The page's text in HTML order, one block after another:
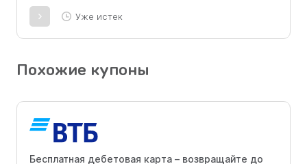
Уже истек
Похожие купоны
Бесплатная дебетовая карта – возвращайте до